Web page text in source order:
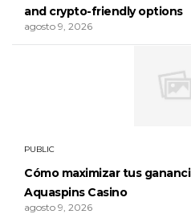
and crypto-friendly options
agosto 9, 2026
PUBLIC
Cómo maximizar tus
Aquaspins Casino
agosto 9, 2026